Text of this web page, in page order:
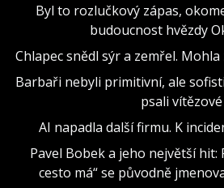
Byl to rozlučkový zápas,
budoucnost hvězdy
Chlapec snědl sýr a zemřel.
Barbaři nebyli primitivní, ale
psali vítězové
AI napadla další firmu. K
Pavel Bobek a jeho největší hit:
cesto má“ se původně